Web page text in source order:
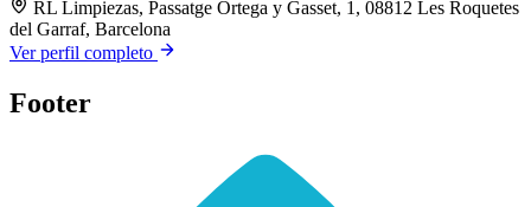
RL Limpiezas, Passatge Ortega y Gasset, 1, 08812 Les Roquetes
del Garraf, Barcelona
Ver perfil completo
Footer